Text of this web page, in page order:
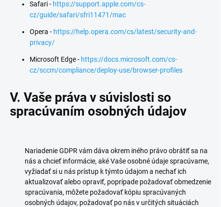
Safari - https://support.apple.com/cs-
cz/guide/safari/sfri11471/mac
Opera - https://help.opera.com/cs/latest/security-and-
privacy/
Microsoft Edge - https://docs.microsoft.com/cs-
cz/sccm/compliance/deploy-use/browser-profiles
V. Vaše práva v súvislosti so
spracúvaním osobných údajov
Nariadenie GDPR vám dáva okrem iného právo obrátiť sa na
nás a chcieť informácie, aké Vaše osobné údaje spracúvame,
vyžiadať si u nás prístup k týmto údajom a nechať ich
aktualizovať alebo opraviť, poprípade požadovať obmedzenie
spracúvania, môžete požadovať kópiu spracúvaných
osobných údajov, požadovať po nás v určitých situáciách